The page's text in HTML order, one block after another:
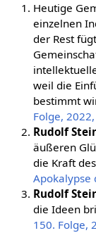
Heutige
einzelnen
der Rest
weil die
bestimmt
Folge,
Rudolf
äußeren
die Kraft
Apokalypse
Rudolf
die Ideen
150. Folge,